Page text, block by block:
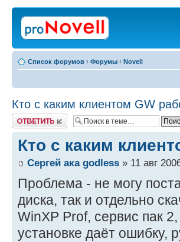
Список форумов ‹ Форумы ‹ Novell
Кто с каким клиентом GW
Ответить
Кто с каким
Сергей ака godless » 11 авг
Проблема - не могу
диска, так и отдельно
WinXP Prof, сервис пак
установке даёт ошибку,